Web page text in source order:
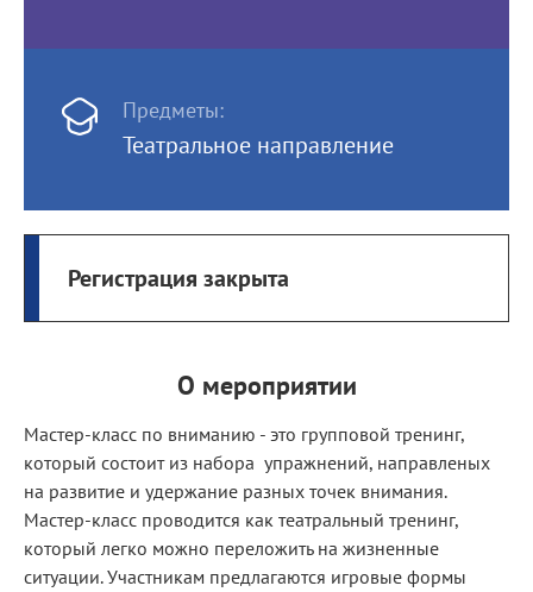
Предметы:
Театральное направление
Регистрация закрыта
О мероприятии
Мастер-класс по вниманию - это групповой тренинг,
который состоит из набора упражнений, направленых
на развитие и удержание разных точек внимания.
Мастер-класс проводится как театральный тренинг,
который легко можно переложить на жизненные
ситуации. Участникам предлагаются игровые формы